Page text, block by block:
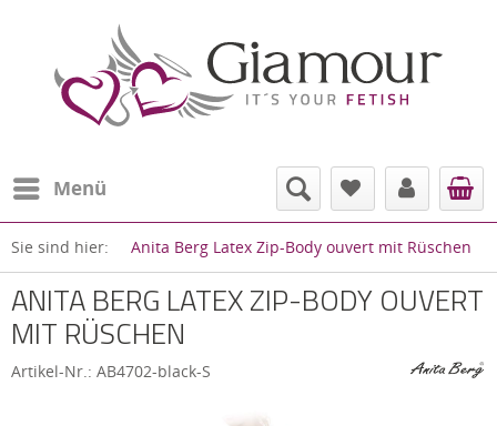
Menü
Sie sind hier: Anita Berg Latex Zip-Body ouvert mit Rüschen
ANITA BERG LATEX ZIP-BODY OUVERT
MIT RÜSCHEN
Artikel-Nr.: AB4702-black-S